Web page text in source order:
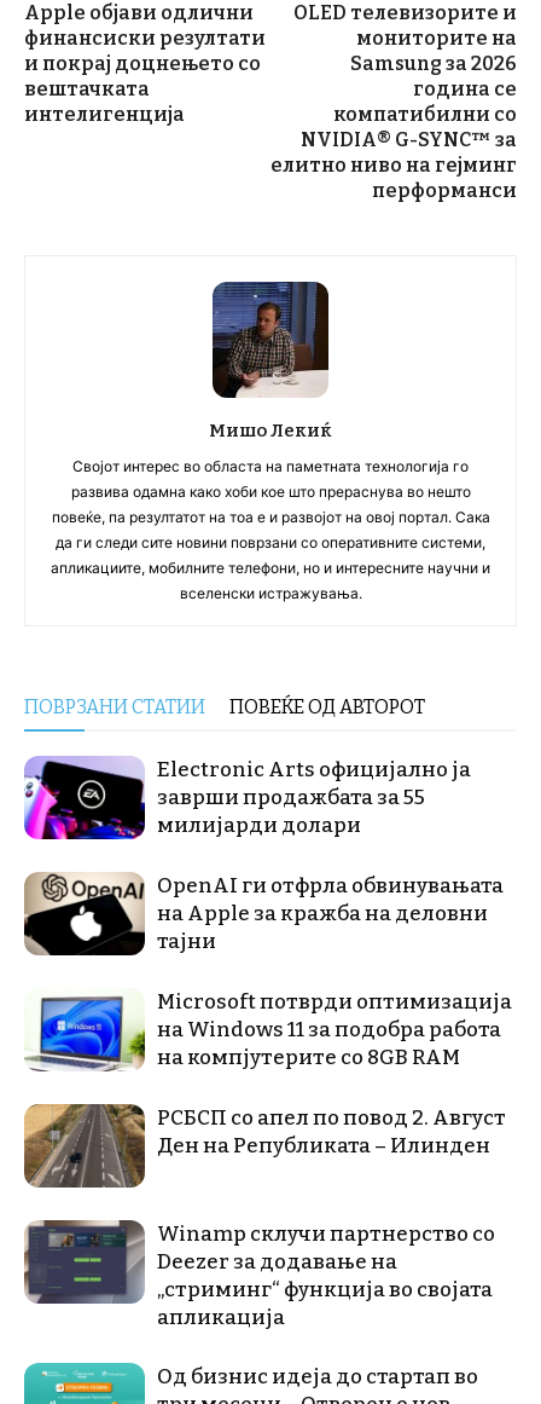
Apple објави одлични
финансиски резултати
и покрај доцнењето со
вештачката
интелигенција
OLED телевизорите и
мониторите на
Samsung за 2026
година се
компатибилни со
NVIDIA® G-SYNC™ за
елитно ниво на гејминг
перформанси
Мишо Лекиќ
Својот интерес во областа на паметната технологија го
развива одамна како хоби кое што прераснува во нешто
повеќе, па резултатот на тоа е и развојот на овој портал. Сака
да ги следи сите новини поврзани со оперативните системи,
апликациите, мобилните телефони, но и интересните научни и
вселенски истражувања.
ПОВРЗАНИ СТАТИИ ПОВЕЌЕ ОД АВТОРОТ
Electronic Arts официјално ја
заврши продажбата за 55
милијарди долари
OpenAI ги отфрла обвинувањата
на Apple за кражба на деловни
тајни
Microsoft потврди оптимизација
на Windows 11 за подобра работа
на компјутерите со 8GB RAM
РСБСП со апел по повод 2. Август
Ден на Републиката – Илинден
Winamp склучи партнерство со
Deezer за додавање на
„стриминг“ функција во својата
апликација
Од бизнис идеја до стартап во